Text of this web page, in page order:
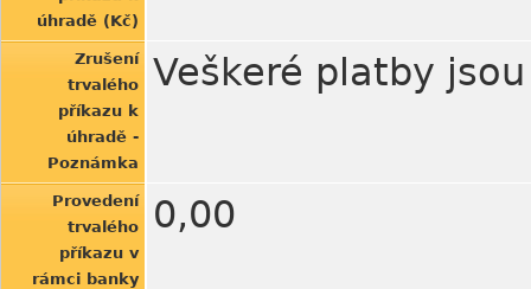
úhradě (Kč)
Zrušení
trvalého
příkazu k
úhradě -
Poznámka
Veškeré platby
Provedení
trvalého
příkazu v
rámci banky
0,00